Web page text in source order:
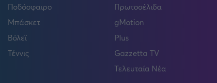
Ποδόσφαιρο
Μπάσκετ
Βόλεϊ
Τέννις
Πρωτοσέλιδα
gMotion
Plus
Gazzetta TV
Τελευταία Νέα